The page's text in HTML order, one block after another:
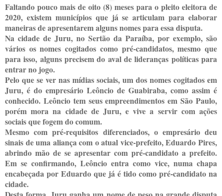
Faltando pouco mais de oito (8) meses para o pleito eleitora de
2020, existem municípios que já se articulam para elaborar
maneiras de apresentarem alguns nomes para essa disputa.
Na cidade de Juru, no Sertão da Paraíba, por exemplo, são
vários os nomes cogitados como pré-candidatos, mesmo que
para isso, alguns precisem do aval de lideranças políticas para
entrar no jogo.
Pelo que se ver nas mídias sociais, um dos nomes cogitados em
Juru, é do empresário Leôncio de Guabiraba, como assim é
conhecido. Leôncio tem seus empreendimentos em São Paulo,
porém mora na cidade de Juru, e vive a servir com ações
sociais que fogem do comum.
Mesmo com pré-requisitos diferenciados, o empresário deu
sinais de uma aliança com o atual vice-prefeito, Eduardo Pires,
abrindo mão de se apresentar com pré-candidato a prefeito.
Em se confirmando, Leôncio entra como vice, numa chapa
encabeçada por Eduardo que já é tido como pré-candidato na
cidade.